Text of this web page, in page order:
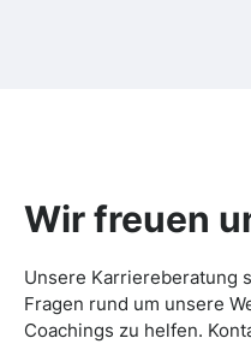
Wir freuen
Unsere Karriereberatung
Fragen rund um unsere
Coachings zu helfen.